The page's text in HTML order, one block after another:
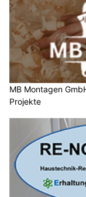
MB Montagen
Projekte